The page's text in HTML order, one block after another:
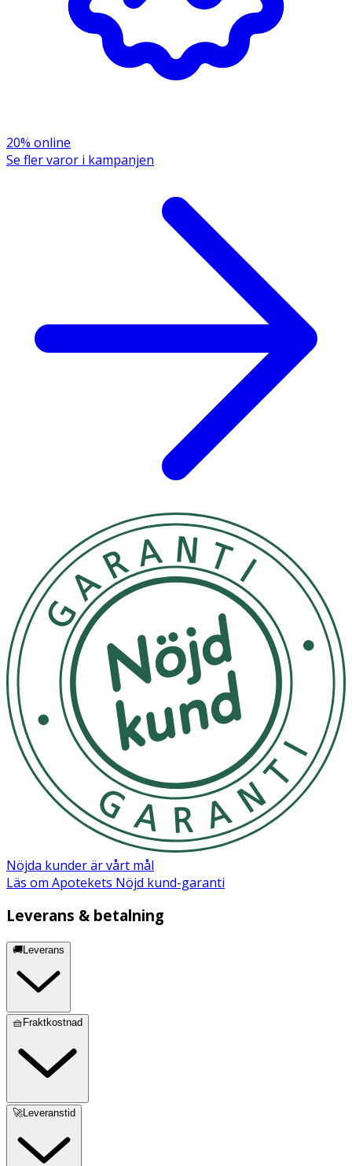
Innehållsdeklaration 1 kapsel
450 mg moringaextrak 4:1 motsvarar
1,8 g pulver
* Dagligt referensintag. ** DRI ej fastställd.
Moringaextrakt 4:1 (Moringa oleifera, pepparrotsträd
blad-extrakt 4:1), MCT-pulver (från kokosnöt),
vegetabilisk kapsel (hydroxipropylmetylcellulosa).
20% online
Se fler varor i kampanjen
Nöjda kunder är vårt mål
Läs om Apotekets Nöjd kund-garanti
Leverans & betalning
🚚Leverans
🧺Fraktkostnad
🚀Leveranstid